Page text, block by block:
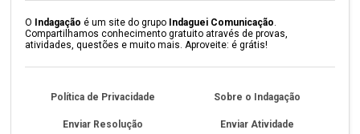
O Indagação é um site do grupo Indaguei Comunicação.
Compartilhamos conhecimento gratuito através de provas,
atividades, questões e muito mais. Aproveite: é grátis!
Política de Privacidade Sobre o Indagação
Enviar Resolução Enviar Atividade